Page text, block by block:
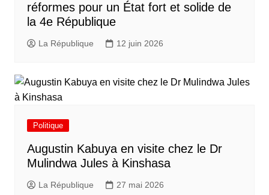
réformes pour un État fort et solide de
la 4e République
La République 12 juin 2026
Politique
Augustin Kabuya en visite chez le Dr
Mulindwa Jules à Kinshasa
La République 27 mai 2026